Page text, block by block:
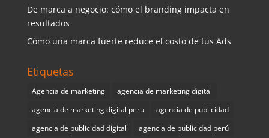
De marca a negocio: cómo el branding impacta en
resultados
Cómo una marca fuerte reduce el costo de tus Ads
Etiquetas
Agencia de marketing
agencia de marketing digital
agencia de marketing digital peru
agencia de publicidad
agencia de publicidad digital
agencia de publicidad perú